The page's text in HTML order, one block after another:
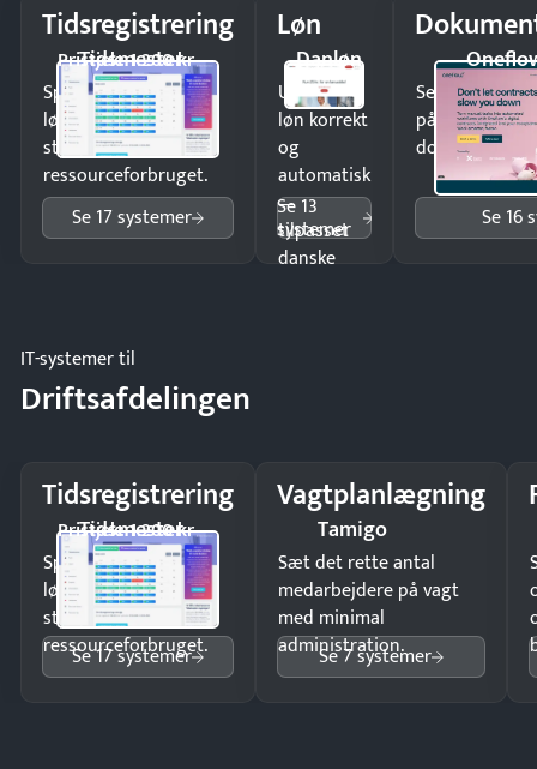
Tidsregistrering
Tidsmester
Pristjek: 1.200 kr
Spar tid på
lønberegning og få
styr på
ressourceforbruget.
Se 17 systemer
Løn
Danløn
Udbetal
løn korrekt
og
automatisk
—
tilpasset
danske
Se 13
systemer
Send
på minutter
dokumenter.
Se 16
IT-systemer til
Driftsafdelingen
Tidsregistrering
Tidsmester
Pristjek: 1.200 kr
Spar tid på
lønberegning og få
styr på
ressourceforbruget.
Se 17 systemer
Vagtplanlægning
Tamigo
Sæt det rette antal
medarbejdere på vagt
med minimal
administration.
Se 7 systemer